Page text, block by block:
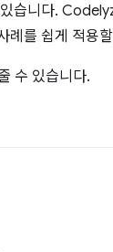
습니다.
례를 쉽게 적용
수 있습니다.